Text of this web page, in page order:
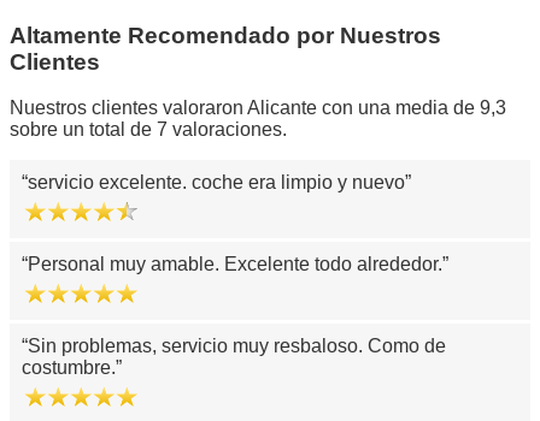
Altamente Recomendado por Nuestros
Clientes
Nuestros clientes valoraron Alicante con una media de 9,3
sobre un total de 7 valoraciones.
servicio excelente. coche era limpio y nuevo
Personal muy amable. Excelente todo alrededor.
Sin problemas, servicio muy resbaloso. Como de
costumbre.